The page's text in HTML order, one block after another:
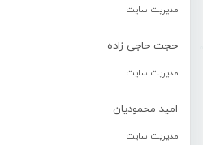
مدیریت سایت
حجت حاجی زاده
مدیریت سایت
امید محمودیان
مدیریت سایت